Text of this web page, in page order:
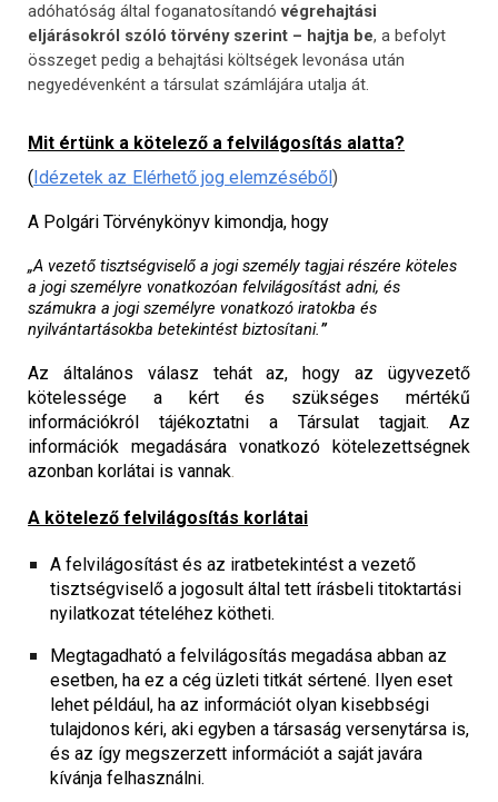
adóhatóság által foganatosítandóvégrehajtási
eljárásokról szóló törvény szerint – hajtja be, a befolyt
összeget pedig a behajtási költségek levonása után
negyedévenként a társulat számlájára utalja át.
Mit értünk a kötelező a felvilágosítás alatta?
(Idézetek az Elérhető jogelemzéséből)
A Polgári Törvénykönyv kimondja, hogy
„A vezető tisztségviselő a jogi személy tagjai részére köteles
a jogi személyre vonatkozóan felvilágosítást adni, és
számukra a jogi személyre vonatkozó iratokba és
nyilvántartásokba betekintést biztosítani.”
Az általános válasz tehát az, hogy az ügyvezető
kötelessége a kért és szükséges mértékű
információkról tájékoztatni a Társulat tagjait. Az
információk megadására vonatkozó kötelezettségnek
azonban korlátai is vannak.
A kötelező felvilágosítás korlátai
A felvilágosítást és az iratbetekintést a vezető
tisztségviselő a jogosult által tett írásbeli titoktartási
nyilatkozat tételéhez kötheti.
Megtagadható a felvilágosítás megadása abban az
esetben, ha ez a cég üzleti titkát sértené. Ilyen eset
lehet például, ha az információt olyan kisebbségi
tulajdonos kéri, aki egyben a társaság versenytársa is,
és az így megszerzett információt a saját javára
kívánja felhasználni.